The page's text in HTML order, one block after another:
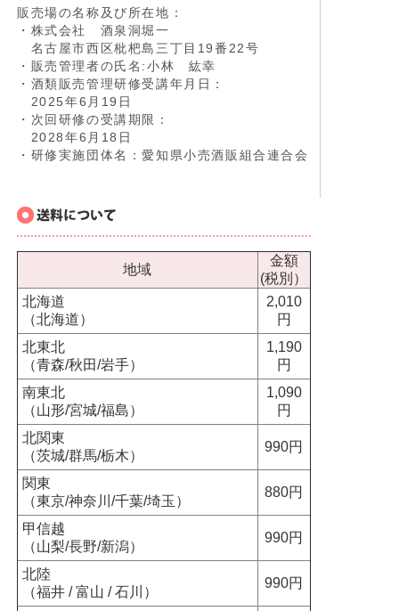
販売場の名称及び所在地：
・株式会社 酒泉洞堀一
名古屋市西区枇杷島三丁目19番22号
・販売管理者の氏名:小林 紘幸
・酒類販売管理研修受講年月日：
2025年6月19日
・次回研修の受講期限：
2028年6月18日
・研修実施団体名：愛知県小売酒販組合連合会
地域
金額
(税別）
北海道
（北海道）
2,010
円
北東北
（青森/秋田/岩手）
1,190
円
南東北
（山形/宮城/福島）
1,090
円
北関東
（茨城/群馬/栃木）
990円
関東
（東京/神奈川/千葉/埼玉）
880円
甲信越
（山梨/長野/新潟）
990円
北陸
（福井 / 富山 / 石川）
990円